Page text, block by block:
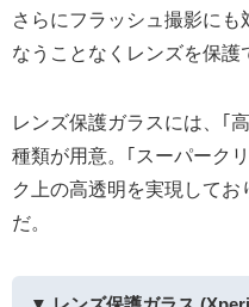
さらにフラッシュ撮影に
なうことなくレンズを保護
レンズ保護ガラスには、｢
種類が用意。｢スーパーク
ク上の高透明を実現して
だ。